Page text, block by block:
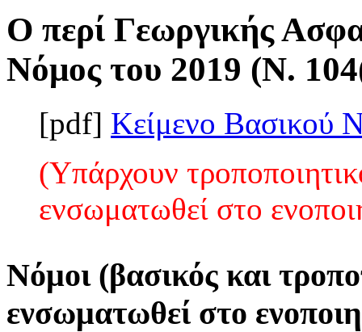
Ο περί Γεωργικής
Νόμος του 2019 (Ν.
[pdf] Κείμενο Βασικού
(Υπάρχουν
ενσωματωθεί στο
Νόμοι (βασικός και
ενσωματωθεί στο